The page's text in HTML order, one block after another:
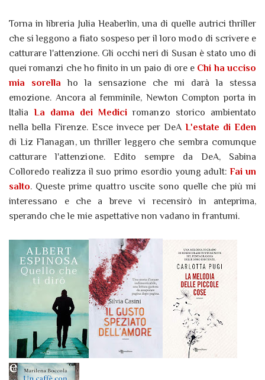
Torna in libreria Julia Heaberlin, una di quelle autrici thriller
che si leggono a fiato sospeso per il loro modo di scrivere e
catturare l'attenzione. Gli occhi neri di Susan è stato uno di
quei romanzi che ho finito in un paio di ore e Chi ha ucciso
mia sorella
ho la sensazione che mi darà la stessa
emozione. Ancora al femminile, Newton Compton porta in
ItaliaLa dama dei Mediciromanzo storico ambientato
nella bella Firenze. Esce invece per DeA L'estate di Eden
di Liz Flanagan, un thriller leggero che sembra comunque
catturare l'attenzione. Edito sempre da DeA, Sabina
Colloredo realizza il suo primo esordio young adult:Fai un
salto. Queste prime quattro uscite sono quelle che più mi
interessano e che a breve vi recensirò in anteprima,
sperando che le mie aspettative non vadano in frantumi.